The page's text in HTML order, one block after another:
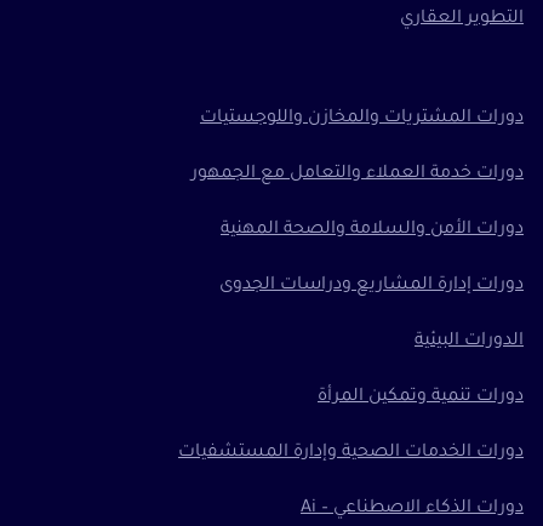
التطوير العقاري
دورات المشتريات والمخازن واللوجستيات
دورات خدمة العملاء والتعامل مع الجمهور
دورات الأمن والسلامة والصحة المهنية
دورات إدارة المشاريع ودراسات الجدوى
الدورات البيئية
دورات تنمية وتمكين المرأة
دورات الخدمات الصحية وإدارة المستشفيات
دورات الذكاء الاصطناعي – Ai